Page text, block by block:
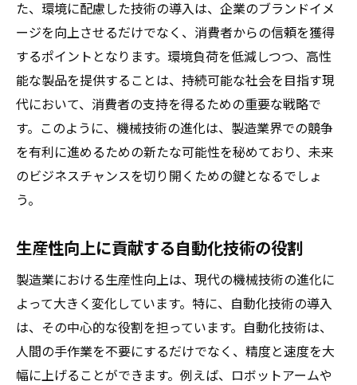
た、環境に配慮した技術の導入は、企業のブランドイメ
ージを向上させるだけでなく、消費者からの信頼を獲得
するポイントとなります。環境負荷を低減しつつ、高性
能な製品を提供することは、持続可能な社会を目指す現
代において、消費者の支持を得るための重要な戦略で
す。このように、機械技術の進化は、製造業界での競争
を有利に進めるための新たな可能性を秘めており、未来
のビジネスチャンスを切り開くための鍵となるでしょ
う。
生産性向上に貢献する自動化技術の役割
製造業における生産性向上は、現代の機械技術の進化に
よって大きく変化しています。特に、自動化技術の導入
は、その中心的な役割を担っています。自動化技術は、
人間の手作業を不要にするだけでなく、精度と速度を大
幅に上げることができます。例えば、ロボットアームや